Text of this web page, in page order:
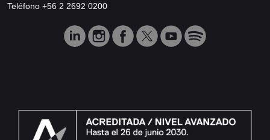
Teléfono +56 2 2692 0200